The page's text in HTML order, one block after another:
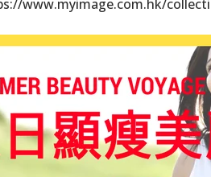
www.myimage.com.hk/